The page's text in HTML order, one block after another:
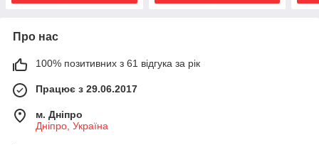
Про нас
100% позитивних з 61 відгука за рік
Працює з 29.06.2017
м. Дніпро
Дніпро, Україна